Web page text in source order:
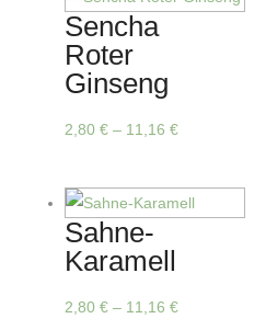
Sencha
Roter
Ginseng
2,80 €– 11,16 €
weist
Sahne-
Karamell
2,80 €– 11,16 €